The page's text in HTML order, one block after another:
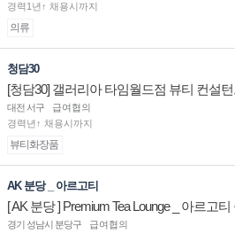
경력1년↑ 채용시까지
의류
청담30
[청담30] 갤러리아 타임월드점 뷰티 컨설
채용
대전 서구
급여협의
경력년↑ 채용시까지
뷰티화장품
AK 분당 _ 아르고티
[ AK 분당 ] Premium Tea Lounge _ 아르고
경기 성남시 분당구
급여협의